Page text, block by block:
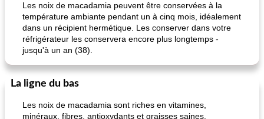
Les noix de macadamia peuvent être conservées à la
température ambiante pendant un à cinq mois, idéalement
dans un récipient hermétique. Les conserver dans votre
réfrigérateur les conservera encore plus longtemps -
jusqu'à un an (38).
La ligne du bas
Les noix de macadamia sont riches en vitamines,
minéraux, fibres, antioxydants et graisses saines.